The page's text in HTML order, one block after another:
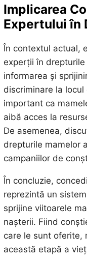
Implicarea
Expertului în
În contextul actual,
experții în
informarea și
discriminare la
important ca
aibă acces la
De asemenea,
drepturile mamelor
campaniilor de
În concluzie,
reprezintă un
sprijine viitoarele
nașterii. Fiind
care le sunt oferite,
această etapă a